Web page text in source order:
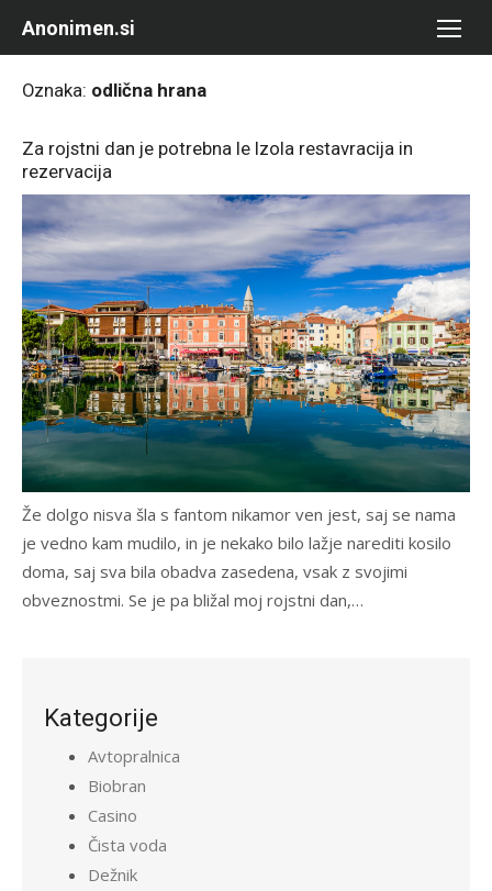
Anonimen.si
Oznaka: odlična hrana
Za rojstni dan je potrebna le Izola restavracija in
rezervacija
Že dolgo nisva šla s fantom nikamor ven jest, saj se nama
je vedno kam mudilo, in je nekako bilo lažje narediti kosilo
doma, saj sva bila obadva zasedena, vsak z svojimi
obveznostmi. Se je pa bližal moj rojstni dan,…
Kategorije
Avtopralnica
Biobran
Casino
Čista voda
Dežnik